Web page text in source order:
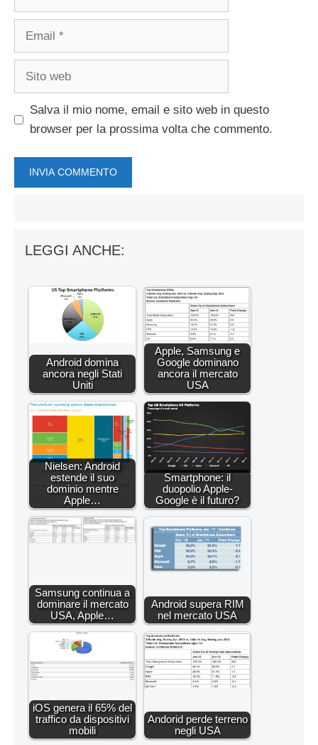
Email
Sito
Salva il mio nome, email e sito web in questo
browser per la prossima volta che commento.
LEGGI ANCHE:
Android domina
ancora negli Stati
Uniti
Apple, Samsung e
Google dominano
ancora il mercato
USA
Nielsen: Android
estende il suo
dominio mentre
Apple…
Smartphone: il
duopolio Apple-
Google è il futuro?
Samsung continua a
dominare il mercato
USA, Apple…
Android supera RIM
nel mercato USA
iOS genera il 65% del
traffico da dispositivi
mobili
Andorid perde terreno
negli USA